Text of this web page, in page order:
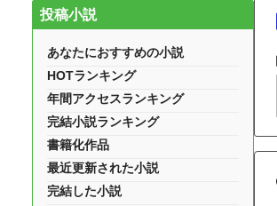
投稿小説
あなたにおすすめの小説
HOTランキング
年間アクセスランキング
完結小説ランキング
書籍化作品
最近更新された小説
完結した小説